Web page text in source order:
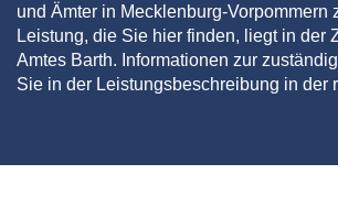
und Ämter in Mecklenburg-Vorpommern
Leistung, die Sie hier finden, liegt in der
Amtes Barth. Informationen zur
Sie in der Leistungsbeschreibung in der